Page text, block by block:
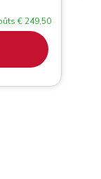
€ 249,50